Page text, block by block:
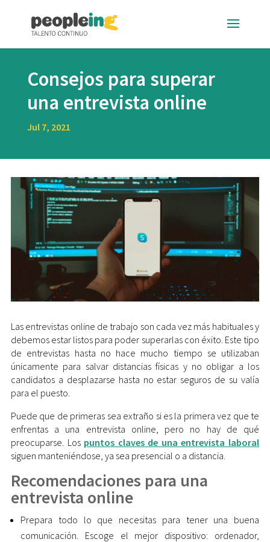
Consejos para superar
una entrevista online
Jul 7, 2021
Las entrevistas online de trabajo son cada vez más habituales y
debemos estar listos para poder superarlas con éxito. Este tipo
de entrevistas hasta no hace mucho tiempo se utilizaban
únicamente para salvar distancias físicas y no obligar a los
candidatos a desplazarse hasta no estar seguros de su valía
para el puesto.
Puede que de primeras sea extraño si es la primera vez que te
enfrentas a una entrevista online, pero no hay de qué
preocuparse. Los puntos claves de una entrevista laboral
siguen manteniéndose, ya sea presencial o a distancia.
Recomendaciones para una
entrevista online
Prepara todo lo que necesitas para tener una buena
comunicación. Escoge el mejor dispositivo: ordenador,